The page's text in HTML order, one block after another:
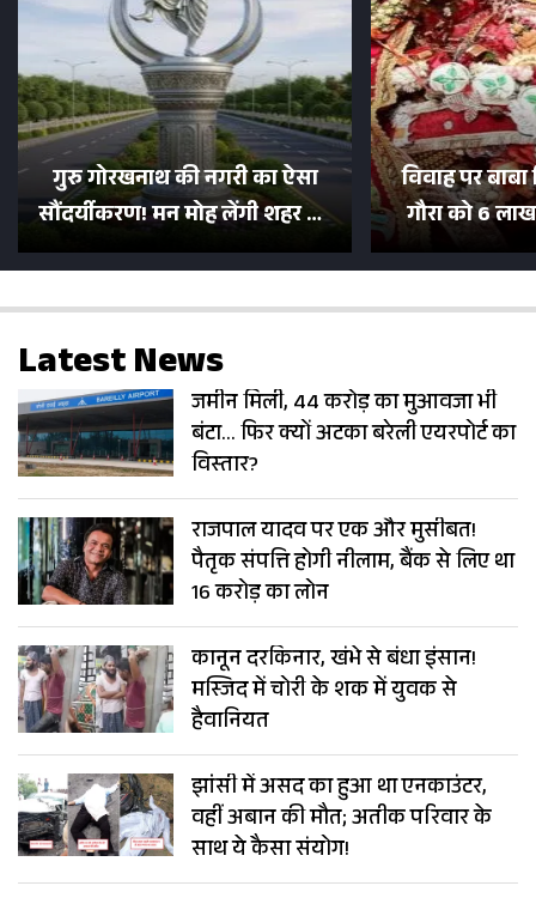
गुरु गोरखनाथ की नगरी का ऐसा
सौंदर्यीकरण! मन मोह लेंगी शहर की
सड़कें; देखें Photos
विवाह पर
गौरा को 6
500 भक्तों
Latest News
जमीन मिली, 44 करोड़ का मुआवजा भी
बंटा… फिर क्यों अटका बरेली एयरपोर्ट का
विस्तार?
राजपाल यादव पर एक और मुसीबत!
पैतृक संपत्ति होगी नीलाम, बैंक से लिए था
16 करोड़ का लोन
कानून दरकिनार, खंभे से बंधा इंसान!
मस्जिद में चोरी के शक में युवक से
हैवानियत
झांसी में असद का हुआ था एनकाउंटर,
वहीं अबान की मौत; अतीक परिवार के
साथ ये कैसा संयोग!